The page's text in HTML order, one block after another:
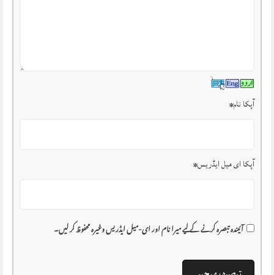
آپکا نام*
آپکا ای میل ایڈریس*
آئیندہ تبصرہ کرنے کے لیے میرا نام اور ای-میل ایڈریس وغیرہ محفوظ کر لیں۔